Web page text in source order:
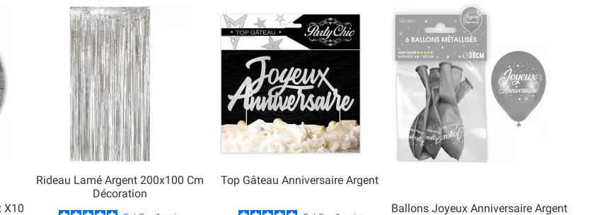
X10
Rideau Lamé Argent 200x100 Cm
Décoration
Top Gâteau Anniversaire Argent
Ballons Joyeux Anniversaire Argent